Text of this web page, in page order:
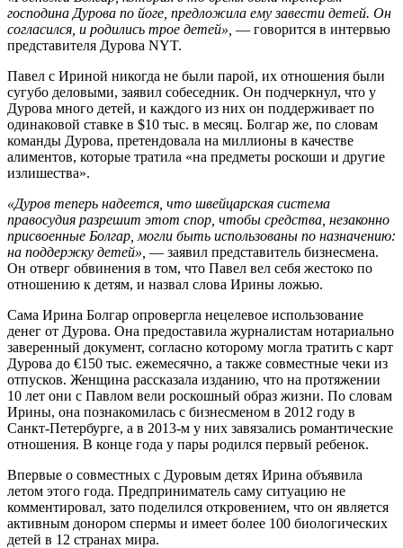
господина Дурова по йоге, предложила ему завести детей. Он
согласился, и родились трое детей», — говорится в интервью
представителя Дурова NYT.
Павел с Ириной никогда не были парой, их отношения были
сугубо деловыми, заявил собеседник. Он подчеркнул, что у
Дурова много детей, и каждого из них он поддерживает по
одинаковой ставке в $10 тыс. в месяц. Болгар же, по словам
команды Дурова, претендовала на миллионы в качестве
алиментов, которые тратила «на предметы роскоши и другие
излишества».
«Дуров теперь надеется, что швейцарская система
правосудия разрешит этот спор, чтобы средства, незаконно
присвоенные Болгар, могли быть использованы по назначению:
на поддержку детей», — заявил представитель бизнесмена.
Он отверг обвинения в том, что Павел вел себя жестоко по
отношению к детям, и назвал слова Ирины ложью.
Сама Ирина Болгар опровергла нецелевое использование
денег от Дурова. Она предоставила журналистам нотариально
заверенный документ, согласно которому могла тратить с карт
Дурова до €150 тыс. ежемесячно, а также совместные чеки из
отпусков. Женщина рассказала изданию, что на протяжении
10 лет они с Павлом вели роскошный образ жизни. По словам
Ирины, она познакомилась с бизнесменом в 2012 году в
Санкт-Петербурге, а в 2013-м у них завязались романтические
отношения. В конце года у пары родился первый ребенок.
Впервые о совместных с Дуровым детях Ирина объявила
летом этого года. Предприниматель саму ситуацию не
комментировал, зато поделился откровением, что он является
активным донором спермы и имеет более 100 биологических
детей в 12 странах мира.